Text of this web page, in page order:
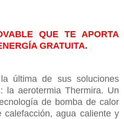
QUE TE APORTA
GRATUITA.
última de sus soluciones
la aerotermia Thermira. Un
de bomba de calor
calefacción, agua caliente y